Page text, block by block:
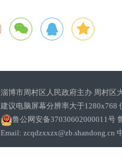
淄博市周村区人民政府主办 周村区
建议电脑屏幕分辨率大于1280x768
鲁公网安备37030602000011号
Email: zcqdzxxzx@zb.shandong.cn